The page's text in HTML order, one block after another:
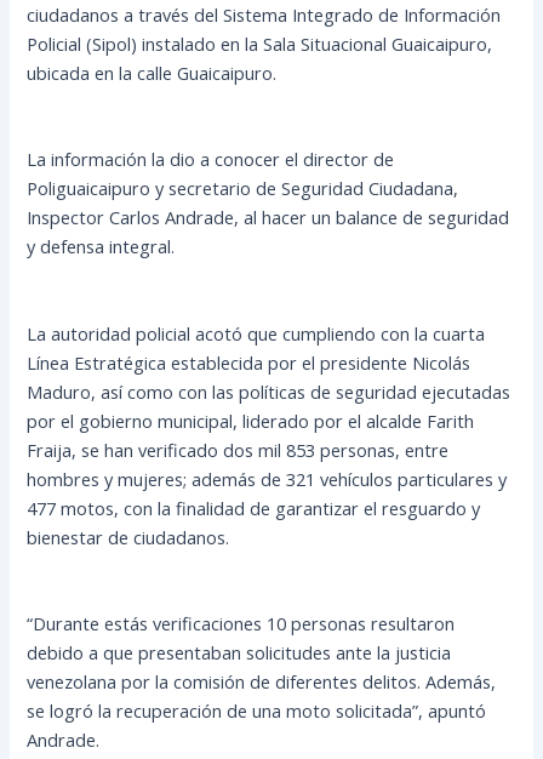
ciudadanos a través del Sistema Integrado de Información
Policial (Sipol) instalado en la Sala Situacional Guaicaipuro,
ubicada en la calle Guaicaipuro.
La información la dio a conocer el director de
Poliguaicaipuro y secretario de Seguridad Ciudadana,
Inspector Carlos Andrade, al hacer un balance de seguridad
y defensa integral.
La autoridad policial acotó que cumpliendo con la cuarta
Línea Estratégica establecida por el presidente Nicolás
Maduro, así como con las políticas de seguridad ejecutadas
por el gobierno municipal, liderado por el alcalde Farith
Fraija, se han verificado dos mil 853 personas, entre
hombres y mujeres; además de 321 vehículos particulares y
477 motos, con la finalidad de garantizar el resguardo y
bienestar de ciudadanos.
“Durante estás verificaciones 10 personas resultaron
debido a que presentaban solicitudes ante la justicia
venezolana por la comisión de diferentes delitos. Además,
se logró la recuperación de una moto solicitada”, apuntó
Andrade.